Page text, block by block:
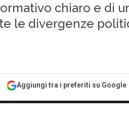
chiaro e di
le divergenze
Aggiungi tra i preferiti su Google